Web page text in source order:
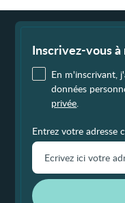
Inscrivez-vous
En m'inscrivant,
données
privée
Entrez votre adresse